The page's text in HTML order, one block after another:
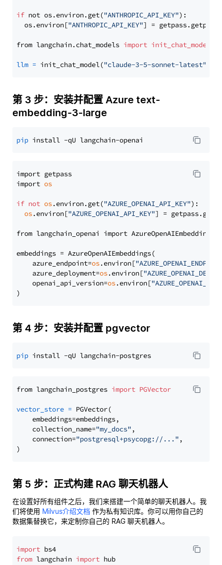
if not os.environ.get("ANTHROPIC_API_KEY"):
  os.environ[
"ANTHROPIC_API_KEY"] = getpass.getpass(
from langchain.chat_models import init_chat_model
llm = init_chat_model("claude-3-5-sonnet-latest"
第 3 步：安装并配置 Azure text-
embedding-3-large
pip
import getpass
import os
if not os.environ.get("AZURE_OPENAI_API_KEY"):
os.environ["AZURE_OPENAI_API_KEY"] =
from langchain_openai import AzureOpenAIEmbeddings
embeddings = AzureOpenAIEmbeddings(
    azure_endpoint=
os.environ[
    azure_deployment=
os.environ[
    openai_api_version=
os.environ[
第 4 步：安装并配置 pgvector
pip
from langchain_postgres import PGVector
vector_store = PGVector(
    embeddings=embeddings,
    collection_name=
"my_docs" ,
    connection=
"postgresql+psycopg://..." ,
第 5 步：正式构建 RAG 聊天机器人
在设置好所有组件之后，我们来搭建一个简单的聊天机器人。我
们将使用 Milvus介绍文档 作为私有知识库。你可以用你自己的
数据集替换它，来定制你自己的 RAG 聊天机器人。
import
from langchain import